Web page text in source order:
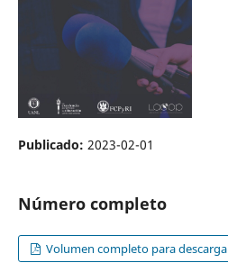
Publicado: 2023-02-01
Número completo
Volumen completo para descarga